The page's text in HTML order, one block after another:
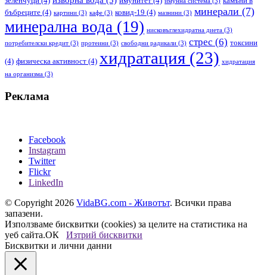
бъбреците (4) картини (3) кафе (3) ковид-19 (4) мазнини (3) минерали (7)
минерална вода (19) нисковъглехидратна диета (3)
потребителски кредит (3) протеини (3) свободни радикали (3) стрес (6) токсини
(4) физическа активност (4) хидратация (23) хидратация
на организма (3)
Реклама
Facebook
Instagram
Twitter
Flickr
LinkedIn
© Copyright 2026 VidaBG.com - Животът. Всички права
запазени.
Използваме бисквитки (cookies) за целите на статистика на
уеб сайта.ОК
Изтрий бисквитки
Бисквитки и лични данни